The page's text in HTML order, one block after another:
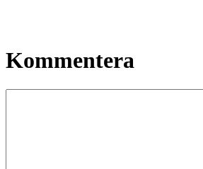
Kommentera